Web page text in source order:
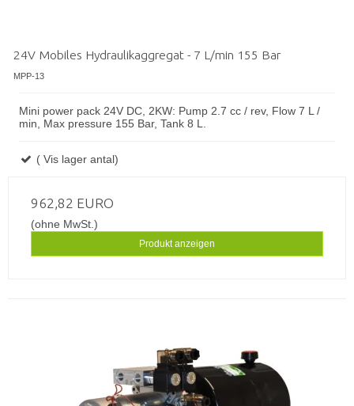
24V Mobiles Hydraulikaggregat - 7 L/min 155 Bar
MPP-13
Mini power pack 24V DC, 2KW: Pump 2.7 cc / rev, Flow 7 L /
min, Max pressure 155 Bar, Tank 8 L.
( Vis lager antal)
962,82 EURO
(ohne MwSt.)
Produkt anzeigen